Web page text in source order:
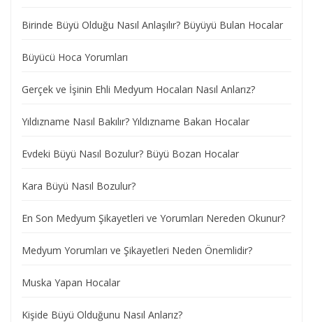
Birinde Büyü Olduğu Nasıl Anlaşılır? Büyüyü Bulan Hocalar
Büyücü Hoca Yorumları
Gerçek ve İşinin Ehli Medyum Hocaları Nasıl Anlarız?
Yıldızname Nasıl Bakılır? Yıldızname Bakan Hocalar
Evdeki Büyü Nasıl Bozulur? Büyü Bozan Hocalar
Kara Büyü Nasıl Bozulur?
En Son Medyum Şikayetleri ve Yorumları Nereden Okunur?
Medyum Yorumları ve Şikayetleri Neden Önemlidir?
Muska Yapan Hocalar
Kişide Büyü Olduğunu Nasıl Anlarız?